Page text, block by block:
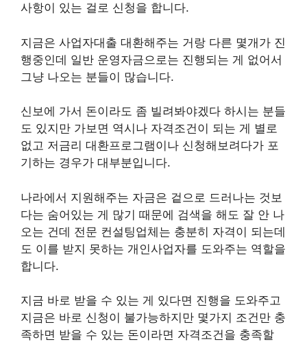
사항이 있는 걸로 신청을 합니다.
지금은 사업자대출 대환해주는 거랑 다른 몇개가 진
행중인데 일반 운영자금으로는 진행되는 게 없어서
그냥 나오는 분들이 많습니다.
신보에 가서 돈이라도 좀 빌려봐야겠다 하시는 분들
도 있지만 가보면 역시나 자격조건이 되는 게 별로
없고 저금리 대환프로그램이나 신청해보려다가 포
기하는 경우가 대부분입니다.
나라에서 지원해주는 자금은 겉으로 드러나는 것보
다는 숨어있는 게 많기 때문에 검색을 해도 잘 안 나
오는 건데 전문 컨설팅업체는 충분히 자격이 되는데
도 이를 받지 못하는 개인사업자를 도와주는 역할을
합니다.
지금 바로 받을 수 있는 게 있다면 진행을 도와주고
지금은 바로 신청이 불가능하지만 몇가지 조건만 충
족하면 받을 수 있는 돈이라면 자격조건을 충족할